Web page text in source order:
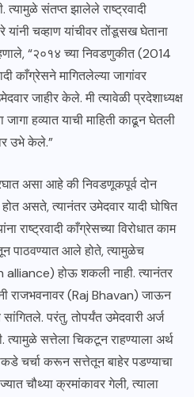
संतप्त झालेले राष्ट्रवादी
चव्हाण यांचीवर तोंडूसख घेताना
“२०१४ च्या निवडणुकीत (2014
काँग्रेसने मागितलेल्या जागांवर
जाहीर केले. मी त्यावेळी प्रदेशाध्यक्ष
हव्यात याची माहिती काढून घेतली
उभे केले.”
असा आहे की निवडणूकपूर्व दोन
असते, त्यानंतर उमेदवार यादी घोषित
राष्ट्रवादी काँग्रेसच्या विरोधात काम
पाठवण्यात आले होते, त्यामुळेच
होऊ शकली नाही. त्यानंतर
राजभवनावर (Raj Bhavan) जाऊन
परंतु, तोपर्यंत उमेदवारी अर्ज
त्यामुळे सत्तेला चिकटून राहण्याला अर्थ
चर्चा करून सत्तेतून बाहेर पडण्याचा
चौथ्या क्रमांकावर गेली, त्याला